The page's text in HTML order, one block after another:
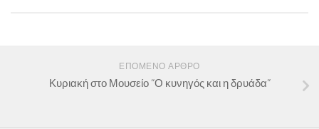
ΕΠΌΜΕΝΟ ΆΡΘΡΟ
Κυριακή στο Μουσείο “Ο κυνηγός και η δρυάδα”